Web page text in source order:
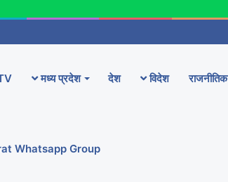
मध्य प्रदेश देश विदेश राजनीतिक
Whatsapp Group